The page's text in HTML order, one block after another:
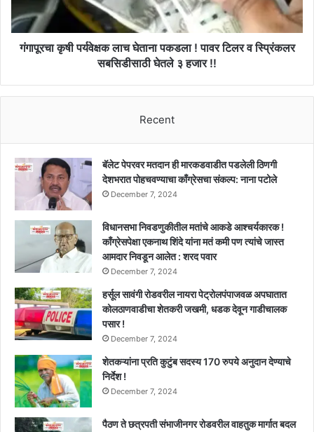
पावर
टिलर
गंगापूरचा कृषी पर्यवेक्षक लाच घेताना पकडला ! पावर टिलर व स्प्रिंकलर
सबसिडीसाठी घेतले ३ हजार !!
Recent
बॅलेट पेपरवर मतदान ही मारकडवाडीत पडलेली ठिणगी
देशभरात पोहचवण्याचा काँग्रेसचा संकल्प: नाना पटोले
December 7, 2024
विधानसभा निवडणुकीतील मतांचे आकडे आश्चर्यकारक !
काँग्रेसपेक्षा एकनाथ शिंदे यांना मतं कमी पण त्यांचे जास्त
आमदार निवडून आलेत : शरद पवार
December 7, 2024
हर्सूल सावंगी रोडवरील नायरा पेट्रोलपंपाजवळ अपघातात
कोलठाणवाडीचा शेतकरी जखमी, धडक देवून गाडीचालक
पसार !
December 7, 2024
शेतकऱ्यांना प्रति कुटुंब सदस्य 170 रुपये अनुदान देण्याचे
निर्देश !
December 7, 2024
पैठण ते छत्रपती संभाजीनगर रोडवरील वाहतुक मार्गात बदल